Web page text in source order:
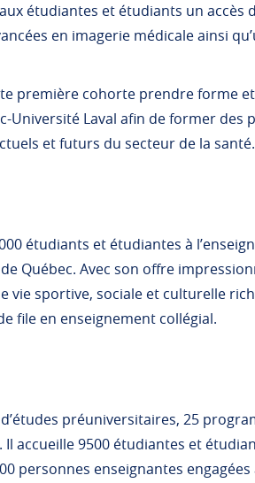
étudiantes et étudiants un
en imagerie médicale ainsi
première cohorte prendre
Université Laval afin de former
et futurs du secteur de la santé.
étudiants et étudiantes à
Québec. Avec son offre
vie sportive, sociale et culturelle
file en enseignement collégial.
préuniversitaires, 25
9500 étudiantes et
personnes enseignantes